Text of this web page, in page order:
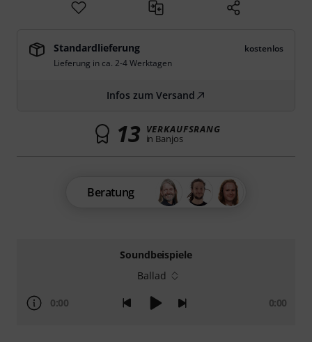
Soundbeispiele
Ballad
0:00 0:00
Standardlieferung
kostenlos
Lieferung in ca. 2-4 Werktagen
Infos zum Versand
13 VERKAUFSRANG
in Banjos
Beratung